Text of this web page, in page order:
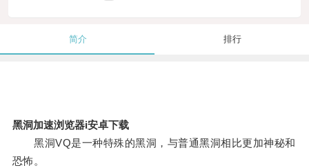
简介 排行
黑洞加速浏览器i安卓下载
黑洞VQ是一种特殊的黑洞，与普通黑洞相比更加神秘和
恐怖。